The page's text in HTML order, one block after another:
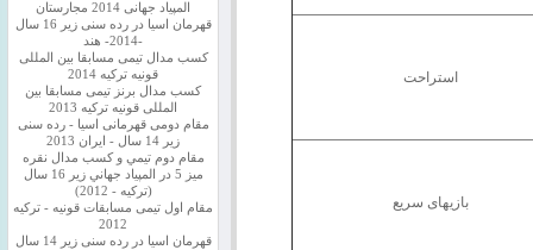
استراحت
بازیهای سریع
المپیاد جهانی 2014 مجارستان
قهرمان اسیا در رده سنی زیر 16 سال
-2014- هند
کسب مدال تیمی مسابقا بین المللی
قونیه ترکیه 2014
کسب مدال برنز تیمی مسابقا بین
المللی قونیه ترکیه 2013
مقام دومی قهرمانی اسیا - رده سنی
زیر 14 سال - ایران 2013
مقام دوم تيمي و كسب مدال نقره
ميز 5 در المپياد جهاني زير 16 سال
(تركيه - 2012)
مقام اول تیمی مسابقات قونیه - ترکیه
2012
قهرمان اسیا در رده سنی زیر 14 سال